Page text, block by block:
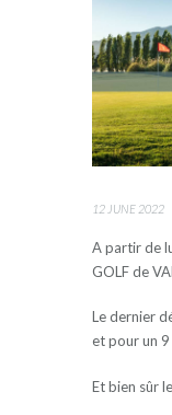
12 JUNE 2022
A partir de
GOLF de
Le dernier
et pour un
Et bien sûr